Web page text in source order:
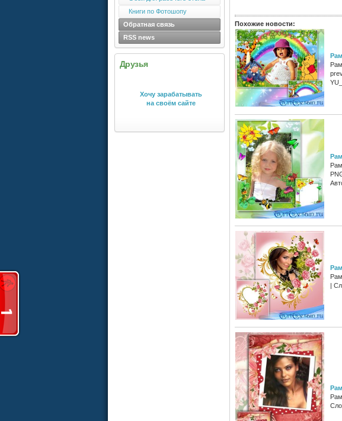
Книги по Фотошопу
Обратная связь
RSS news
Друзья
Хочу зарабатывать
на своём сайте
Похожие новости:
|